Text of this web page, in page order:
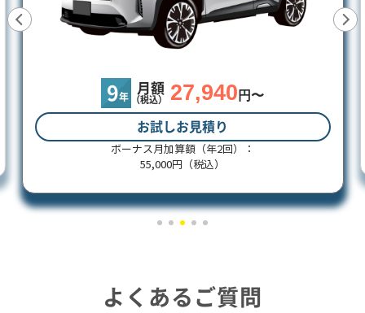
9年
月額
（税込） 27,940 円〜
お試しお見積り
ボーナス月加算額（年2回）：
55,000円（税込）
よくあるご質問